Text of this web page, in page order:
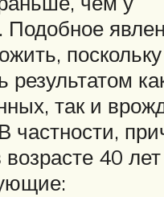
Подобное
результатом
так и
частности,
40